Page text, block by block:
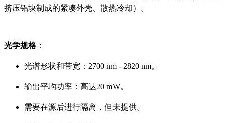
挤压铝块制成的紧凑外壳、散热冷却）。
光学规格：
光谱形状和带宽：2700 nm - 2820 nm。
输出平均功率：高达20 mW。
需要在源后进行隔离，但未提供。